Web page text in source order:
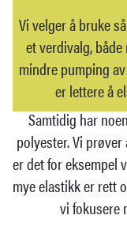
Vi velger å bruke
et verdivalg,
mindre pumping
er lettere å
Samtidig har
polyester. Vi
er det for eksempel
mye elastikk er rett
vi fokusere